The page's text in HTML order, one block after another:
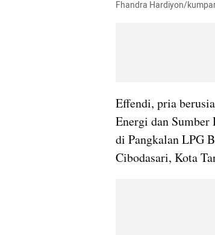
Fhandra Hardiyon/
Effendi, pria
Energi dan
di Pangkalan LPG
Cibodasari, Kota